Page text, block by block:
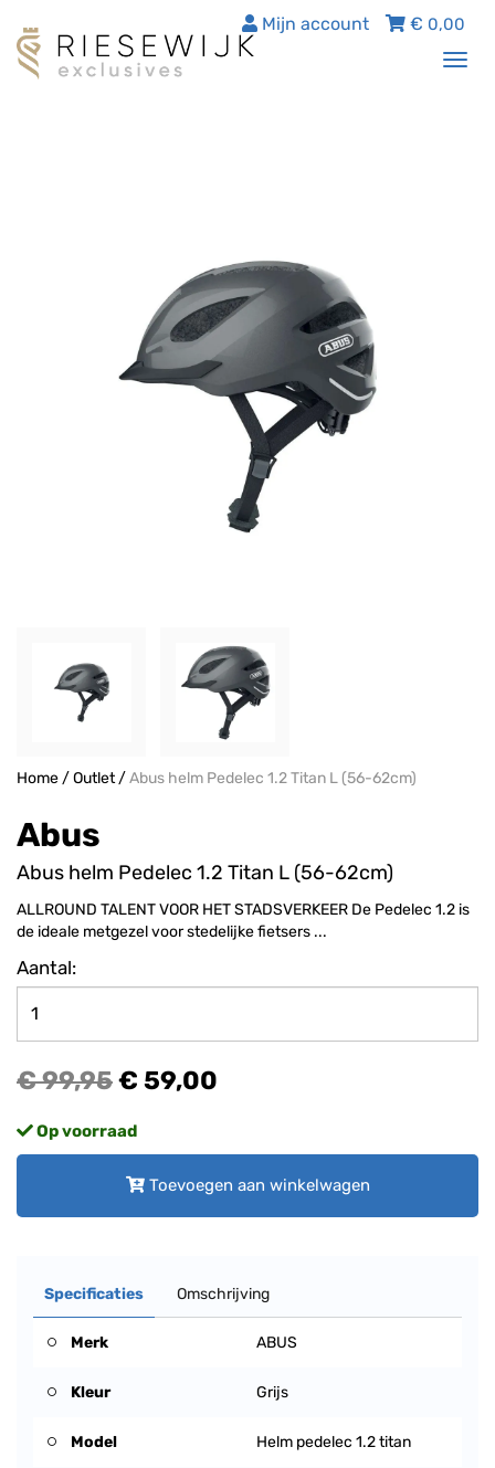
€ 0,00
Mijn account
Home/Outlet/Abus helm Pedelec 1.2 Titan L (56-62cm)
Abus
Abus helm Pedelec 1.2 Titan L (56-62cm)
ALLROUND TALENT VOOR HET STADSVERKEER De Pedelec 1.2 is
de ideale metgezel voor stedelijke fietsers ...
Aantal:
€ 99,95€ 59,00
Op voorraad
Toevoegen aan winkelwagen
Specificaties Omschrijving
Merk ABUS
Kleur Grijs
Model Helm pedelec 1.2 titan